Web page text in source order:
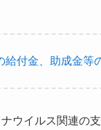
給付金、助成金等
ウイルス関連の